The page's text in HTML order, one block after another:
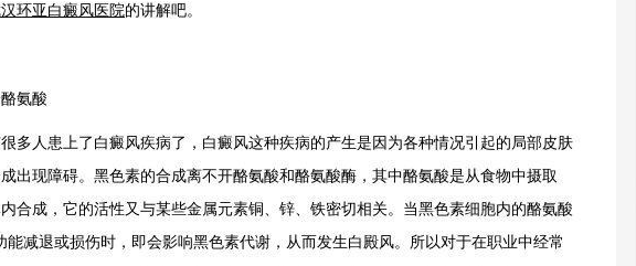
环亚白癜风医院的讲解吧。
氨酸
人患上了白癜风疾病了，白癜风这种疾病的产生是因为各种情况引起的局部皮肤
出现障碍。黑色素的合成离不开酪氨酸和酪氨酸酶，其中酪氨酸是从食物中摄取
合成，它的活性又与某些金属元素铜、锌、铁密切相关。当黑色素细胞内的酪氨酸
减退或损伤时，即会影响黑色素代谢，从而发生白殿风。所以对于在职业中经常